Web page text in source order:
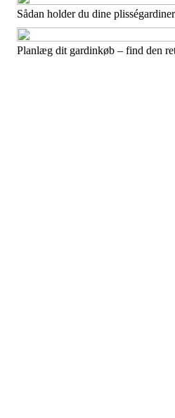
Sådan holder du dine
Planlæg dit gardinkøb – find den